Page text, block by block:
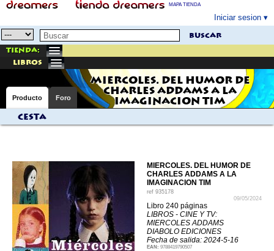
MAPA TIENDA
Iniciar sesion
buscar
Tienda:
libros
MIERCOLES. DEL HUMOR DE
CHARLES ADDAMS A LA
IMAGINACION TIM
Producto Foro
Cesta
MIERCOLES. DEL HUMOR DE
CHARLES ADDAMS A LA
IMAGINACION TIM
ref 935178
09/05/2024
Libro 240 páginas
LIBROS - CINE Y TV:
MIERCOLES ADDAMS
DIABOLO EDICIONES
Fecha de salida: 2024-5-16
EAN: 9788419790507